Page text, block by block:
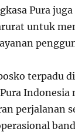
Pura
untuk
terpadu
Pura
perjalanan